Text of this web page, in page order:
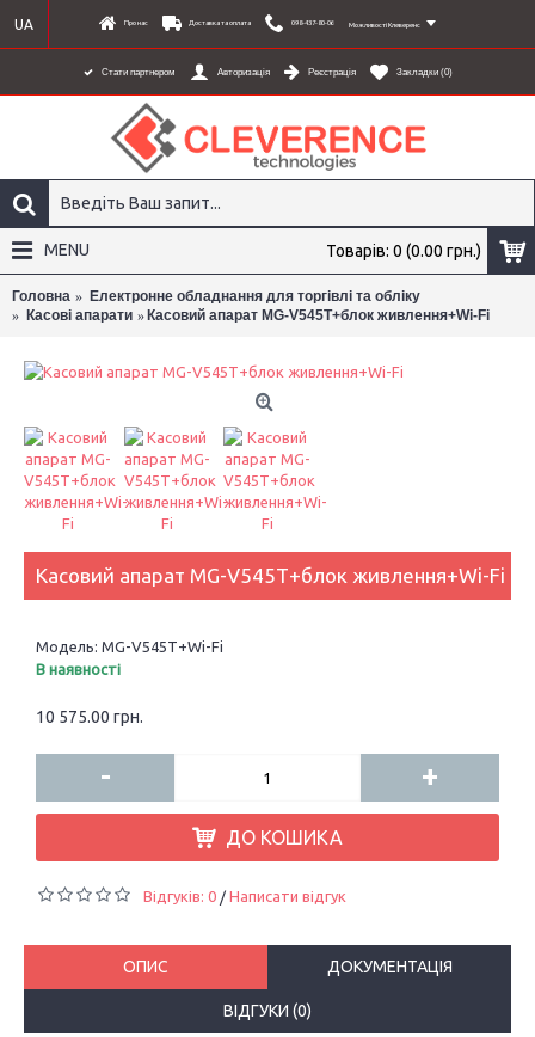
Про нас Доставка та оплата 098-437-80-06 Можливості Клеверенс
UA
Стати партнером Авторизація Реєстрація Закладки (0)
Товарів: 0 (0.00 грн.)
MENU
Головна
Електронне обладнання для торгівлі та обліку
Касові апарати
Касовий апарат MG-V545T+блок живлення+Wi-Fi
Касовий апарат MG-V545T+блок живлення+Wi-Fi
Модель: MG-V545T+Wi-Fi
В наявності
10 575.00 грн.
- +
ДО КОШИКА
Відгуків: 0 / Написати відгук
ОПИС ДОКУМЕНТАЦІЯ
ВІДГУКИ (0)